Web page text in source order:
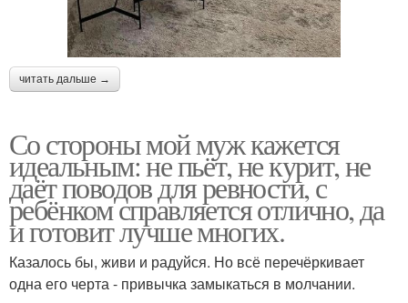
читать дальше →
Со стороны мой муж кажется
идеальным: не пьёт, не курит, не
даёт поводов для ревности, с
ребёнком справляется отлично, да
и готовит лучше многих.
Казалось бы, живи и радуйся. Но всё перечёркивает
одна его черта - привычка замыкаться в молчании.